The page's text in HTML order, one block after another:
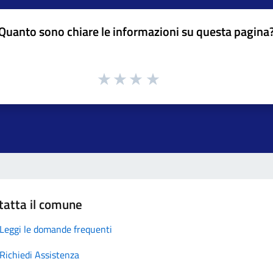
sono chiare le informazioni su questa
il comune
Leggi le domande frequenti
Richiedi Assistenza